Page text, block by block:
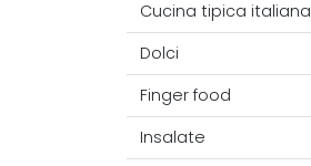
Cucina tipica italiana
Dolci
Finger food
Insalate